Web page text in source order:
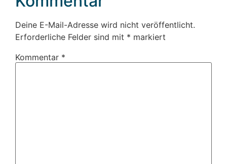
Deine E-Mail-Adresse wird nicht veröffentlicht.
Erforderliche Felder sind mit * markiert
Kommentar *